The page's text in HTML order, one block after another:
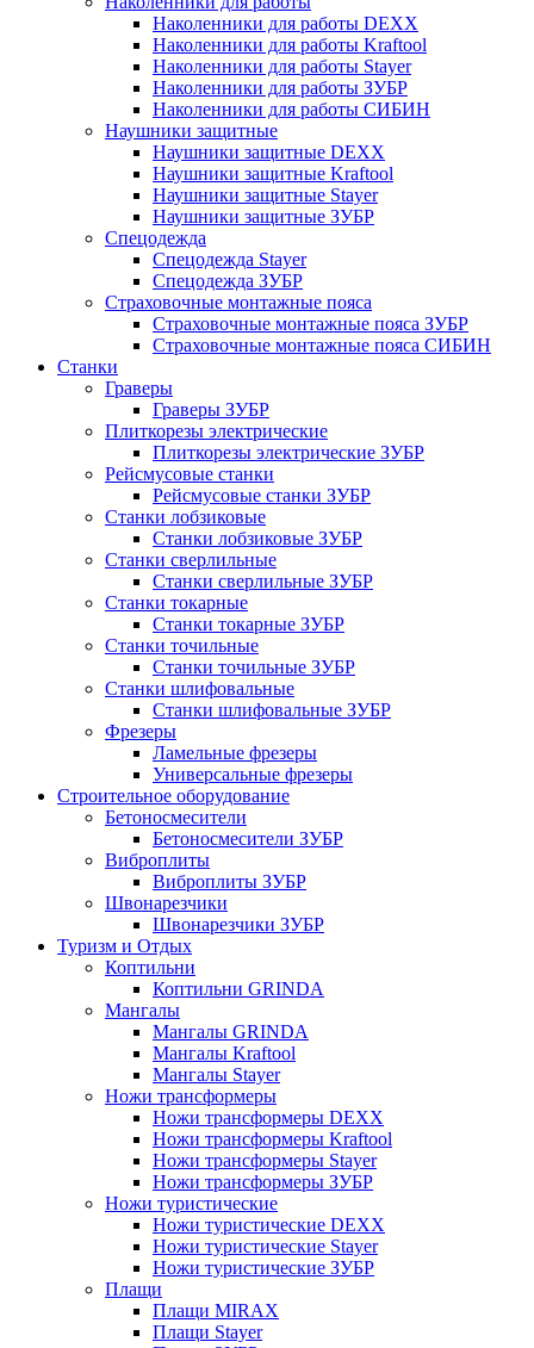
Наколенники для работы DEXX
Наколенники для работы Kraftool
Наколенники для работы Stayer
Наколенники для работы ЗУБР
Наколенники для работы СИБИН
Наушники защитные
Наушники защитные DEXX
Наушники защитные Kraftool
Наушники защитные Stayer
Наушники защитные ЗУБР
Спецодежда
Спецодежда Stayer
Спецодежда ЗУБР
Страховочные монтажные пояса
Страховочные монтажные пояса ЗУБР
Страховочные монтажные пояса СИБИН
Станки
Граверы
Граверы ЗУБР
Плиткорезы электрические
Плиткорезы электрические ЗУБР
Рейсмусовые станки
Рейсмусовые станки ЗУБР
Станки лобзиковые
Станки лобзиковые ЗУБР
Станки сверлильные
Станки сверлильные ЗУБР
Станки токарные
Станки токарные ЗУБР
Станки точильные
Станки точильные ЗУБР
Станки шлифовальные
Станки шлифовальные ЗУБР
Фрезеры
Ламельные фрезеры
Универсальные фрезеры
Строительное оборудование
Бетоносмесители
Бетоносмесители ЗУБР
Виброплиты
Виброплиты ЗУБР
Швонарезчики
Швонарезчики ЗУБР
Туризм и Отдых
Коптильни
Коптильни GRINDA
Мангалы
Мангалы GRINDA
Мангалы Kraftool
Мангалы Stayer
Ножи трансформеры
Ножи трансформеры DEXX
Ножи трансформеры Kraftool
Ножи трансформеры Stayer
Ножи трансформеры ЗУБР
Ножи туристические
Ножи туристические DEXX
Ножи туристические Stayer
Ножи туристические ЗУБР
Плащи
Плащи MIRAX
Плащи Stayer